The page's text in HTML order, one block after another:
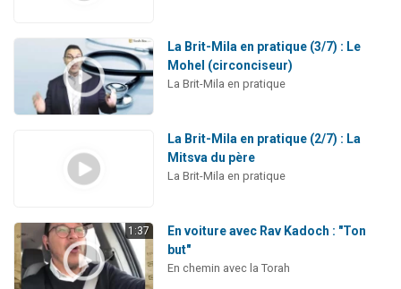
La Brit-Mila en pratique (3/7) : Le
Mohel (circonciseur)
La Brit-Mila en pratique
La Brit-Mila en pratique (2/7) : La
Mitsva du père
La Brit-Mila en pratique
1:37
En voiture avec Rav Kadoch : "Ton
but"
En chemin avec la Torah